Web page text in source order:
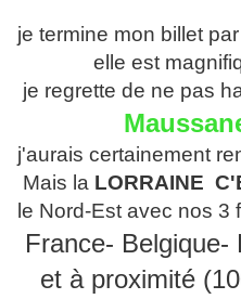
je termine mon billet
elle est
je regrette de ne pas
j'aurais certainement
Mais la LORRAINE
le Nord-Est avec nos 3
France- Belgique-
et à proximité